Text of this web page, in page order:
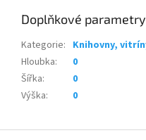
Doplňkové parametry
Kategorie: Knihovny,
Hloubka:
0
Šířka:
0
Výška: 0